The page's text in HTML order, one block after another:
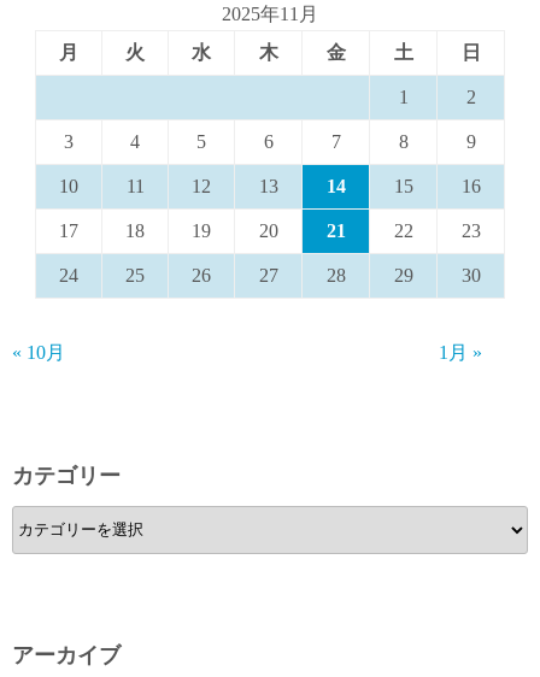
2025年11月
月
火 水 木 金 土 日
1 2
3 4 5 6 7 8 9
10 11 12 13 14 15 16
17 18 19 20 21 22 23
24 25 26 27 28 29 30
« 10月 1月 »
カテゴリー
カ
テ
ー
アーカイブ